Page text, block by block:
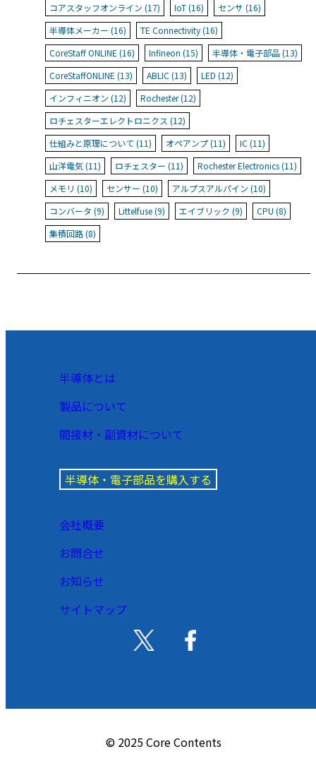
コアスタッフオンライン (17)
IoT (16)
センサ (16)
半導体メーカー (16)
TE Connectivity (16)
CoreStaff ONLINE (16)
Infineon (15)
半導体・電子部品 (13)
CoreStaffONLINE (13)
ABLIC (13)
LED (12)
インフィニオン (12)
Rochester (12)
ロチェスターエレクトロニクス (12)
仕組みと原理について (11)
オペアンプ (11)
IC (11)
山洋電気 (11)
ロチェスター (11)
Rochester Electronics (11)
メモリ (10)
センサー (10)
アルプスアルパイン (10)
コンバータ (9)
Littelfuse (9) エイブリック (9)
CPU (8)
集積回路 (8)
半導体とは
製品について
間接材・副資材について
半導体・電子部品を購入する
会社概要
お問合せ
お知らせ
サイトマップ
© 2025 Core Contents